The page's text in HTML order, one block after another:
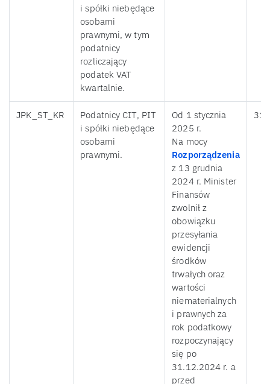
i spółki niebędące
osobami
prawnymi, w tym
podatnicy
rozliczający
podatek VAT
kwartalnie.
JPK_ST_KR
Podatnicy CIT, PIT
i spółki niebędące
osobami
prawnymi.
Od 1 stycznia
2025 r.
Na mocy
Rozporządzenia
z 13 grudnia
2024 r. Minister
Finansów
zwolnił z
obowiązku
przesyłania
ewidencji
środków
trwałych oraz
wartości
niematerialnych
i prawnych za
rok podatkowy
rozpoczynający
się po
31.12.2024 r. a
przed
31